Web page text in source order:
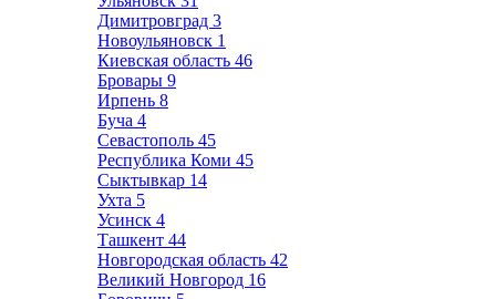
Димитровград 3
Новоульяновск 1
Киевская область 46
Бровары 9
Ирпень 8
Буча 4
Севастополь 45
Республика Коми 45
Сыктывкар 14
Ухта 5
Усинск 4
Ташкент 44
Новгородская область 42
Великий Новгород 16